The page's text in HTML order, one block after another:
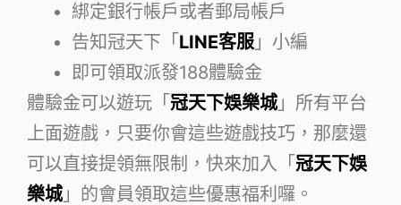
綁定銀行帳戶或者郵局帳戶
告知冠天下「 LINE客服 」小編
即可領取派發188體驗金
體驗金可以遊玩「 冠天下娛樂城」所有平台
上面遊戲，只要你會這些遊戲技巧，那麼還
可以直接提領無限制，快來加入「 冠天下娛
樂城」的會員領取這些優惠福利囉。